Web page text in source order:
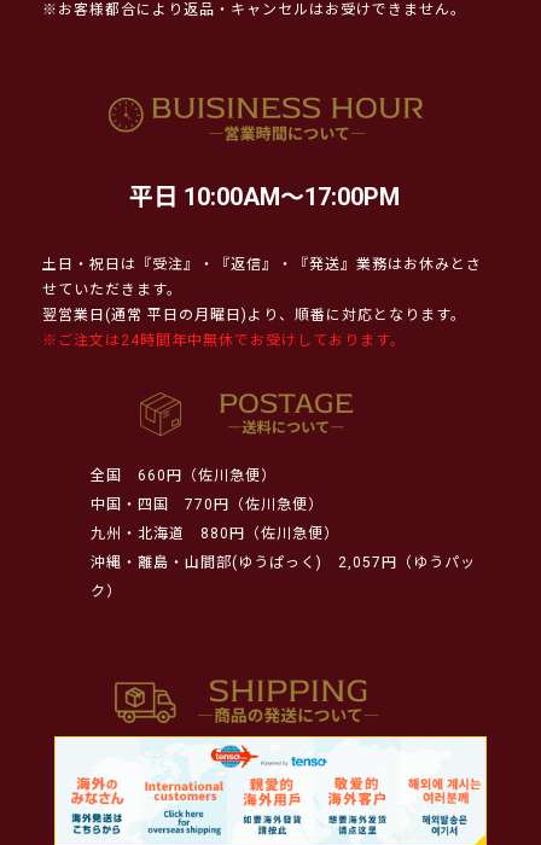
※お客様都合により返品・キャンセルはお受けできません。
平日 10:00AM～17:00PM
土日・祝日は『受注』・『返信』・『発送』業務はお休みとさ
せていただきます。
翌営業日(通常 平日の月曜日)より、順番に対応となります。
※ご注文は24時間年中無休でお受けしております。
全国
660円（佐川急便）
中国・四国
770円（佐川急便）
九州・北海道
880円（佐川急便）
沖縄・離島・山間部(ゆうぱっく)
2,057円（ゆうパッ
ク）